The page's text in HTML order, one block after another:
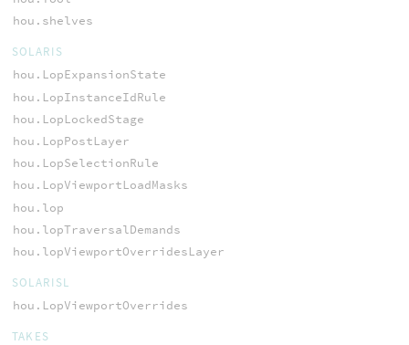
hou.shelves
SOLARIS
hou.LopExpansionState
hou.LopInstanceIdRule
hou.LopLockedStage
hou.LopPostLayer
hou.LopSelectionRule
hou.LopViewportLoadMasks
hou.lop
hou.lopTraversalDemands
hou.lopViewportOverridesLayer
SOLARISL
hou.LopViewportOverrides
TAKES